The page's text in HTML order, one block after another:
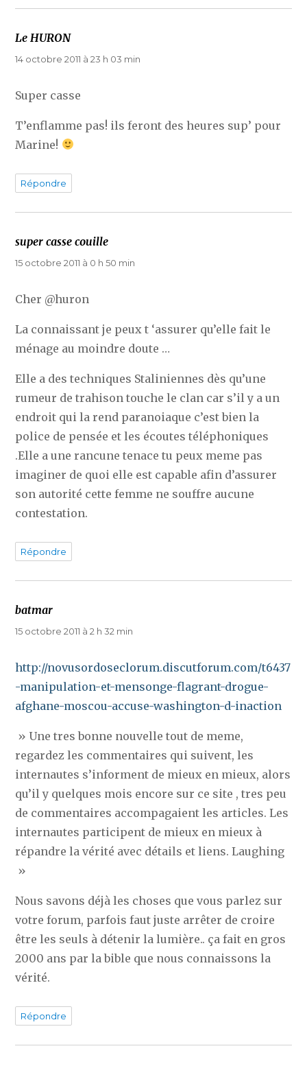
Le HURONdit :
14 octobre 2011 à 23 h 03 min
Super casse
T’enflamme pas! ils feront des heures sup’ pour
Marine!
Répondre
super casse couille
15 octobre 2011 à 0 h 50 min
Cher @huron
La connaissant je peux t ‘assurer qu’elle fait le
ménage au moindre doute …
Elle a des techniques Staliniennes dès qu’une
rumeur de trahison touche le clan car s’il y a un
endroit qui la rend paranoiaque c’est bien la
police de pensée et les écoutes téléphoniques
.Elle a une rancune tenace tu peux meme pas
imaginer de quoi elle est capable afin d’assurer
son autorité cette femme ne souffre aucune
contestation.
Répondre
batmar
15 octobre 2011 à 2 h 32 min
http://novusordoseclorum.discutforum.com/t6437
-manipulation-et-mensonge-flagrant-drogue-
afghane-moscou-accuse-washington-d-inaction
» Une tres bonne nouvelle tout de meme,
regardez les commentaires qui suivent, les
internautes s’informent de mieux en mieux, alors
qu’il y quelques mois encore sur ce site , tres peu
de commentaires accompagaient les articles. Les
internautes participent de mieux en mieux à
répandre la vérité avec détails et liens. Laughing
»
Nous savons déjà les choses que vous parlez sur
votre forum, parfois faut juste arrêter de croire
être les seuls à détenir la lumière.. ça fait en gros
2000 ans par la bible que nous connaissons la
vérité.
Répondre